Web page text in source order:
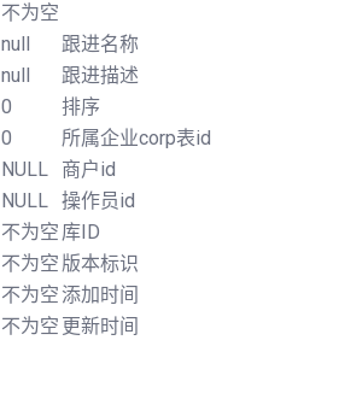
不为空
null
跟进名称
null
跟进描述
0
排序
0
所属企业corp表id
NULL
商户id
NULL 操作员id
不为空 库ID
不为空 版本标识
不为空添加时间
不为空 更新时间